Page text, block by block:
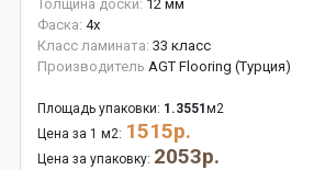
Толщина доски: 12 мм
Фаска: 4x
Класс ламината: 33 класс
Производитель AGT Flooring (Турция)
Площадь упаковки: 1.3551 м2
Цена за 1 м2: 1515р.
Цена за упаковку: 2053р.